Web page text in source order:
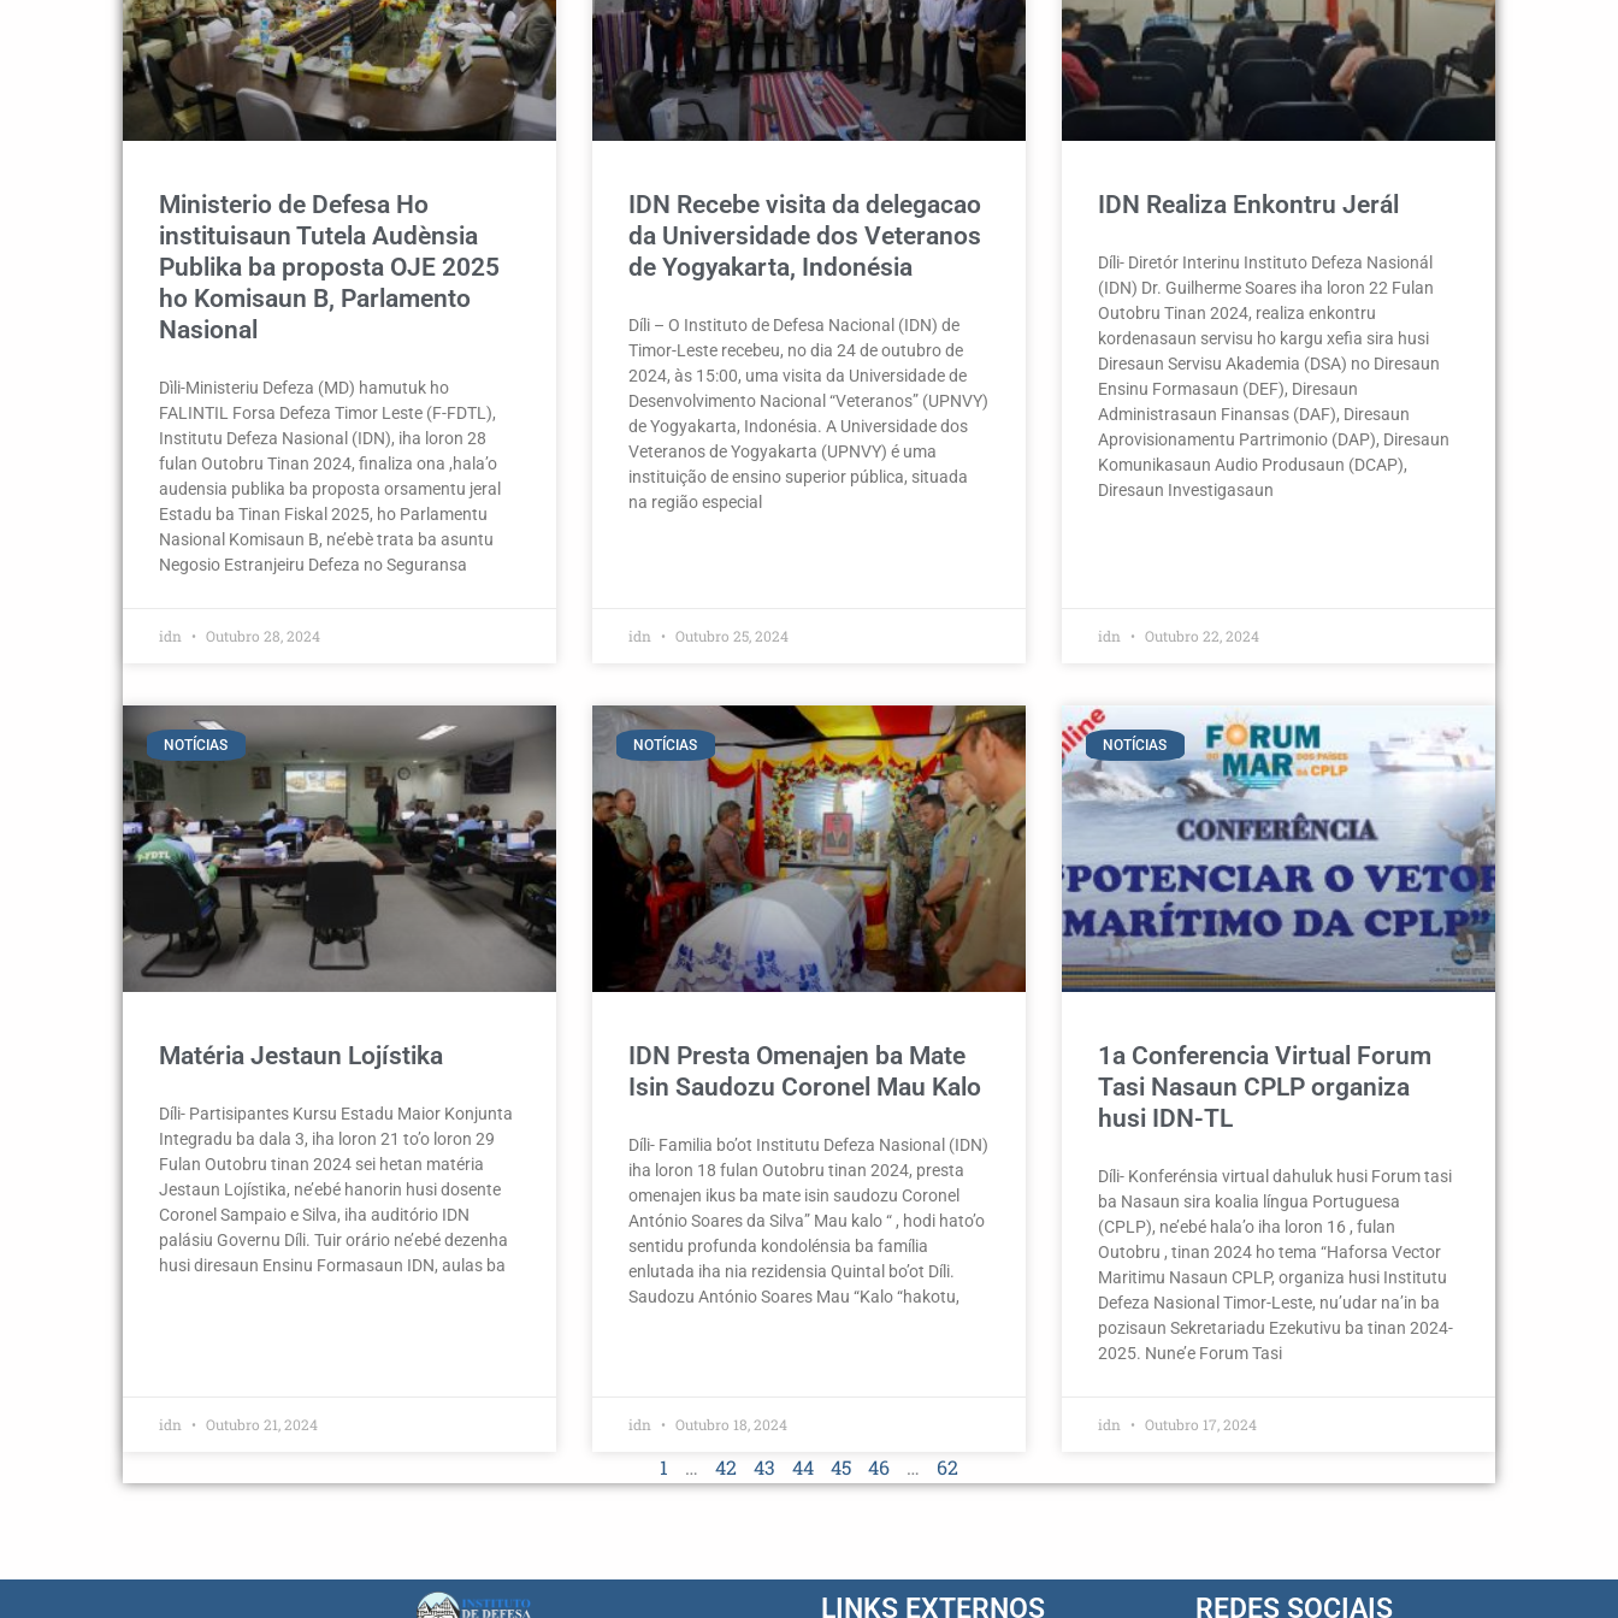
Ministerio de Defesa Ho
instituisaun Tutela Audènsia
Publika ba proposta OJE 2025
ho Komisaun B, Parlamento
Nasional
Dìli-Ministeriu Defeza (MD) hamutuk ho
FALINTIL Forsa Defeza Timor Leste (F-FDTL),
Institutu Defeza Nasional (IDN), iha loron 28
fulan Outobru Tinan 2024, finaliza ona ,hala’o
audensia publika ba proposta orsamentu jeral
Estadu ba Tinan Fiskal 2025, ho Parlamentu
Nasional Komisaun B, ne’ebè trata ba asuntu
Negosio Estranjeiru Defeza no Seguransa
idn Outubro 28, 2024
IDN Recebe visita da delegacao
da Universidade dos Veteranos
de Yogyakarta, Indonésia
Díli – O Instituto de Defesa Nacional (IDN) de
Timor-Leste recebeu, no dia 24 de outubro de
2024, às 15:00, uma visita da Universidade de
Desenvolvimento Nacional “Veteranos” (UPNVY)
de Yogyakarta, Indonésia. A Universidade dos
Veteranos de Yogyakarta (UPNVY) é uma
instituição de ensino superior pública, situada
na região especial
idn Outubro 25, 2024
IDN Realiza Enkontru Jerál
Díli- Diretór Interinu Instituto Defeza Nasionál
(IDN) Dr. Guilherme Soares iha loron 22 Fulan
Outobru Tinan 2024, realiza enkontru
kordenasaun servisu ho kargu xefia sira husi
Diresaun Servisu Akademia (DSA) no Diresaun
Ensinu Formasaun (DEF), Diresaun
Administrasaun Finansas (DAF), Diresaun
Aprovisionamentu Partrimonio (DAP), Diresaun
Komunikasaun Audio Produsaun (DCAP),
Diresaun Investigasaun
idn Outubro 22, 2024
NOTÍCIAS
Matéria Jestaun Lojístika
Díli- Partisipantes Kursu Estadu Maior Konjunta
Integradu ba dala 3, iha loron 21 to’o loron 29
Fulan Outobru tinan 2024 sei hetan matéria
Jestaun Lojístika, ne’ebé hanorin husi dosente
Coronel Sampaio e Silva, iha auditório IDN
palásiu Governu Díli. Tuir orário ne’ebé dezenha
husi diresaun Ensinu Formasaun IDN, aulas ba
idn Outubro 21, 2024
NOTÍCIAS
IDN Presta Omenajen ba Mate
Isin Saudozu Coronel Mau Kalo
Díli- Familia bo’ot Institutu Defeza Nasional (IDN)
iha loron 18 fulan Outobru tinan 2024, presta
omenajen ikus ba mate isin saudozu Coronel
António Soares da Silva” Mau kalo “ , hodi hato’o
sentidu profunda kondolénsia ba família
enlutada iha nia rezidensia Quintal bo’ot Díli.
Saudozu António Soares Mau “Kalo “hakotu,
idn Outubro 18, 2024
NOTÍCIAS
1a Conferencia Virtual Forum
Tasi Nasaun CPLP organiza
husi IDN-TL
Díli- Konferénsia virtual dahuluk husi Forum tasi
ba Nasaun sira koalia língua Portuguesa
(CPLP), ne’ebé hala’o iha loron 16 , fulan
Outobru , tinan 2024 ho tema “Haforsa Vector
Maritimu Nasaun CPLP, organiza husi Institutu
Defeza Nasional Timor-Leste, nu’udar na’in ba
pozisaun Sekretariadu Ezekutivu ba tinan 2024-
2025. Nune’e Forum Tasi
idn Outubro 17, 2024
1 … 42 43 44 45 46 … 62
LINKS EXTERNOS REDES SOCIAIS